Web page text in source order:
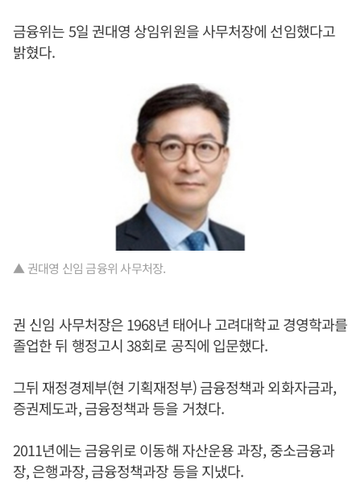
금융위는 5일 권대영 상임위원을 사무처장에 선임했다고
밝혔다.
▲ 권대영 신임 금융위 사무처장.
권 신임 사무처장은 1968년 태어나 고려대학교 경영학과를
졸업한 뒤 행정고시 38회로 공직에 입문했다.
그뒤 재정경제부(현 기획재정부) 금융정책과 외화자금과,
증권제도과, 금융정책과 등을 거쳤다.
2011년에는 금융위로 이동해 자산운용 과장, 중소금융과
장, 은행과장, 금융정책과장 등을 지냈다.